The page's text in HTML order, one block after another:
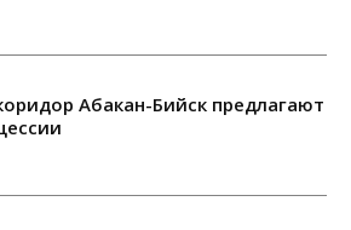
Абакан-Бийск предлагают